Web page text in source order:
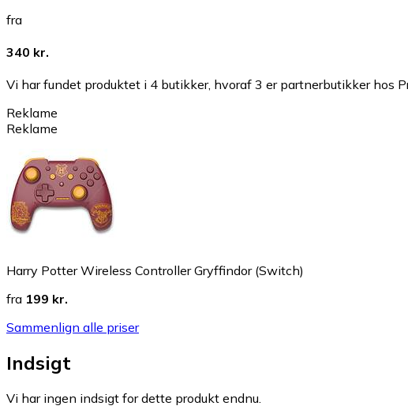
fra
340 kr.
Vi har fundet produktet i 4 butikker, hvoraf 3 er partnerbutikker hos
Reklame
Reklame
Harry Potter Wireless Controller Gryffindor (Switch)
fra 199 kr.
Sammenlign alle priser
Indsigt
Vi har ingen indsigt for dette produkt endnu.